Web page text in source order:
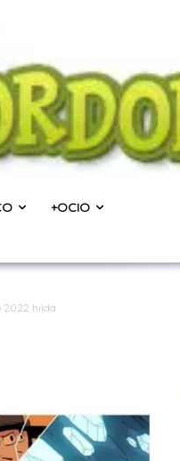
+OCIO
2022 hilda